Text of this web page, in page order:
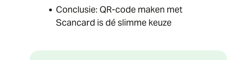
Conclusie: QR-code maken met
Scancard is dé slimme keuze